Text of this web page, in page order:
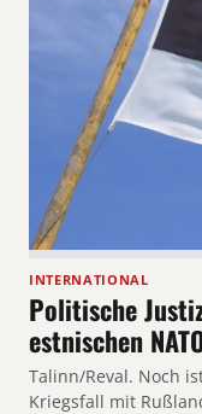
INTERNATIONAL
Politische
estnischen
Talinn/Reval. Noch
Kriegsfall mit